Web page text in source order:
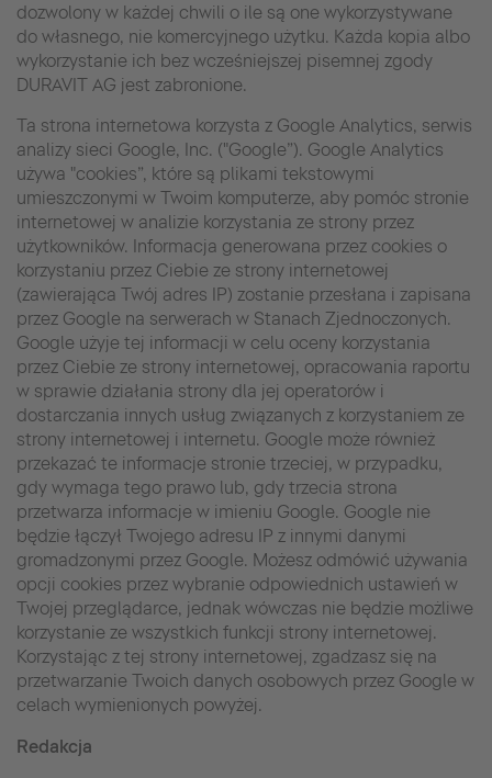
dozwolony w każdej chwili o ile są one wykorzystywane
do własnego, nie komercyjnego użytku. Każda kopia albo
wykorzystanie ich bez wcześniejszej pisemnej zgody
DURAVIT AG jest zabronione.
Ta strona internetowa korzysta z Google Analytics, serwis
analizy sieci Google, Inc. ("Google”). Google Analytics
używa "cookies”, które są plikami tekstowymi
umieszczonymi w Twoim komputerze, aby pomóc stronie
internetowej w analizie korzystania ze strony przez
użytkowników. Informacja generowana przez cookies o
korzystaniu przez Ciebie ze strony internetowej
(zawierająca Twój adres IP) zostanie przesłana i zapisana
przez Google na serwerach w Stanach Zjednoczonych.
Google użyje tej informacji w celu oceny korzystania
przez Ciebie ze strony internetowej, opracowania raportu
w sprawie działania strony dla jej operatorów i
dostarczania innych usług związanych z korzystaniem ze
strony internetowej i internetu. Google może również
przekazać te informacje stronie trzeciej, w przypadku,
gdy wymaga tego prawo lub, gdy trzecia strona
przetwarza informacje w imieniu Google. Google nie
będzie łączył Twojego adresu IP z innymi danymi
gromadzonymi przez Google. Możesz odmówić używania
opcji cookies przez wybranie odpowiednich ustawień w
Twojej przeglądarce, jednak wówczas nie będzie możliwe
korzystanie ze wszystkich funkcji strony internetowej.
Korzystając z tej strony internetowej, zgadzasz się na
przetwarzanie Twoich danych osobowych przez Google w
celach wymienionych powyżej.
Redakcja